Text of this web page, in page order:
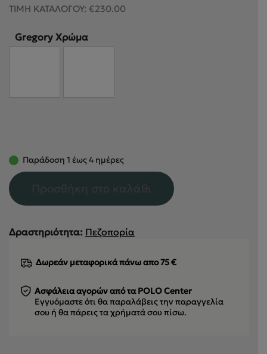
was:
τιμή
€195.50.
ΤΙΜΗ ΚΑΤΑΛΟΓΟΥ: €230.00
Gregory Χρώμα
Παράδοση 1 έως 4 ημέρες
Δραστηριότητα: Πεζοπορία
Δωρεάν μεταφορικά πάνω απο 75 €
Ασφάλεια αγορών από τα POLO Center
Εγγυόμαστε ότι θα παραλάβεις την παραγγελία
σου ή θα πάρεις τα χρήματά σου πίσω.